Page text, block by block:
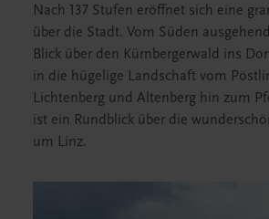
Nach 137 Stufen eröffnet sich eine
über die Stadt. Vom Süden
Blick über den Kürnbergerwald ins
in die hügelige Landschaft vom
Lichtenberg und Altenberg hin zum
ist ein Rundblick über die
um Linz.